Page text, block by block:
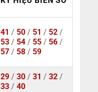
41 / 50 / 51 / 52 /
53 / 54 / 55 / 56 /
57 / 58 / 59
29 / 30 / 31 / 32 /
33 / 40